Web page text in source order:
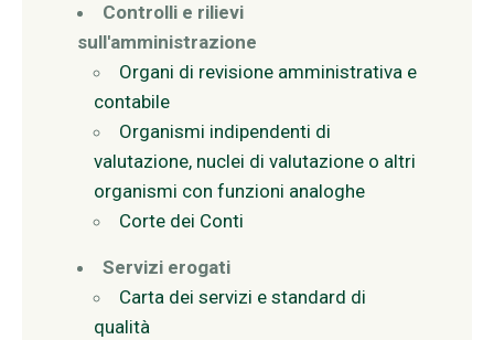
Controlli e rilievi
sull'amministrazione
Organi di revisione amministrativa e
contabile
Organismi indipendenti di
valutazione, nuclei di valutazione o altri
organismi con funzioni analoghe
Corte dei Conti
Servizi erogati
Carta dei servizi e standard di
qualità